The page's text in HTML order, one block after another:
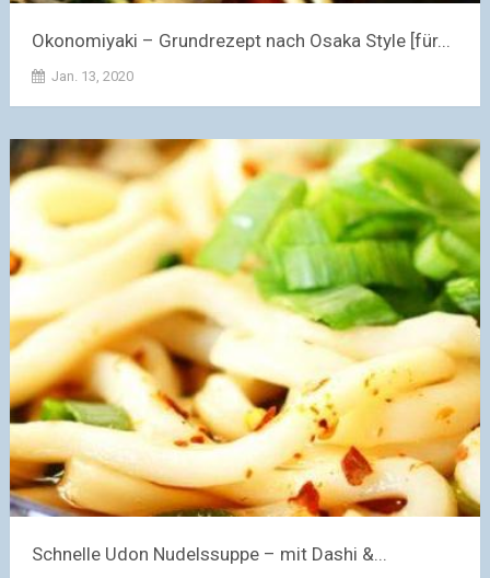
Okonomiyaki – Grundrezept nach Osaka Style [für...
Jan. 13, 2020
Schnelle Udon Nudelssuppe – mit Dashi &...